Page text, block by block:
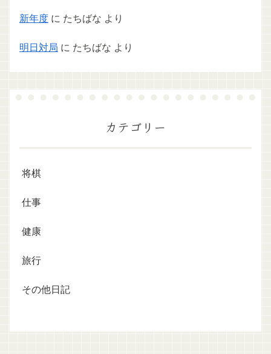
新年度 に たちばな より
明日対局 に たちばな より
カテゴリー
将棋
仕事
健康
旅行
その他日記